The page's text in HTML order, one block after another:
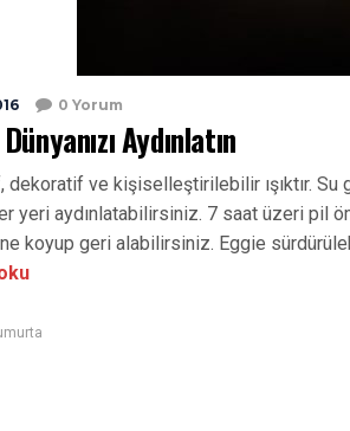
0 Yorum
Aydınlatın
dekoratif ve kişiselleştirilebilir ışıktır.
yeri aydınlatabilirsiniz. 7 saat üzeri pil
koyup geri alabilirsiniz. Eggie